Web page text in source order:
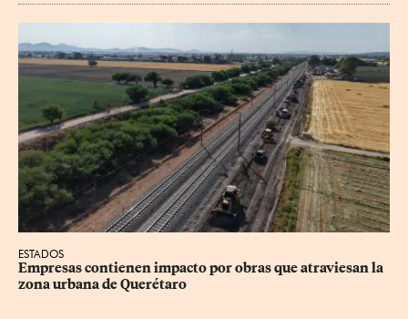
ESTADOS
Empresas contienen impacto por obras que atraviesan la
zona urbana de Querétaro